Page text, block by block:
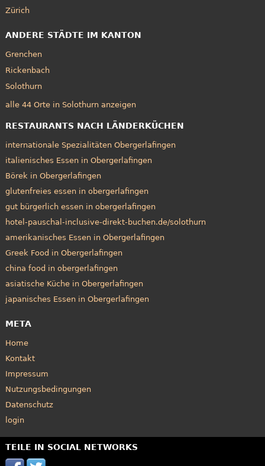
Zürich
ANDERE STÄDTE IM KANTON
Grenchen
Rickenbach
Solothurn
alle 44 Orte in Solothurn anzeigen
RESTAURANTS NACH LÄNDERKÜCHEN
internationale Spezialitäten Obergerlafingen
italienisches Essen in Obergerlafingen
Börek in Obergerlafingen
glutenfreies essen in obergerlafingen
gut bürgerlich essen in obergerlafingen
hotel-pauschal-inclusive-direkt-buchen.de/solothurn
amerikanisches Essen in Obergerlafingen
Greek Food in Obergerlafingen
china food in obergerlafingen
asiatische Küche in Obergerlafingen
japanisches Essen in Obergerlafingen
META
Home
Kontakt
Impressum
Nutzungsbedingungen
Datenschutz
login
TEILE IN SOCIAL NETWORKS